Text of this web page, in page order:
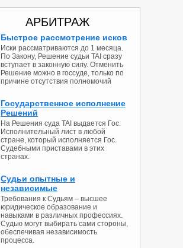
АРБИТРАЖ
Быстрое рассмотрение исков
Иски рассматриваются до 1 месяца.
По Закону, Решение судьи TAI сразу
вступает в законную силу. Отменить
Решение можно в госсуде, только по
причине отсутствия полномочий
Государственное исполнение
Решений
На Решения суда TAI выдается Гос.
Исполнительный лист в любой
стране, который исполняется Гос.
Судебными приставами в этих
странах.
Судьи опытные и
независимые
Требования к Судьям – высшее
юридическое образование и
навыками в различных профессиях.
Судью могут выбирать сами стороны,
обеспечивая независимость
процесса.